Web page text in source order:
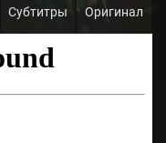
Субтитры Оригинал